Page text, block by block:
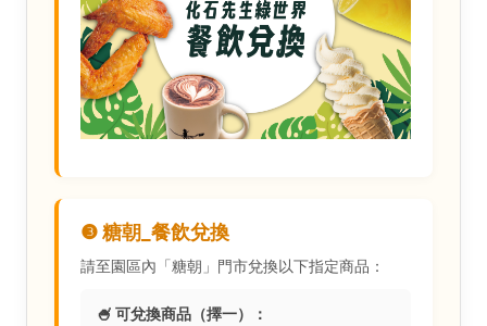
❸ 糖朝_餐飲兌換
請至園區內「糖朝」門市兌換以下指定商品：
🍧 可兌換商品（擇一）：